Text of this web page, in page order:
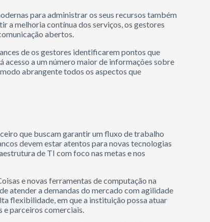
para administrar os seus recursos também
a melhoria contínua dos serviços, os gestores
abertos.
de os gestores identificarem pontos que
a um número maior de informações sobre
abrangente todos os aspectos que
que buscam garantir um fluxo de trabalho
devem estar atentos para novas tecnologias
de TI com foco nas metas e nos
e novas ferramentas de computação na
atender a demandas do mercado com agilidade
flexibilidade, em que a instituição possa atuar
e parceiros comerciais.